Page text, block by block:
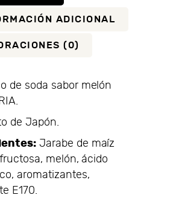
ADICIONAL
(0)
de soda sabor melón
de Japón.
Jarabe de maíz
melón, ácido
aromatizantes,
E170.